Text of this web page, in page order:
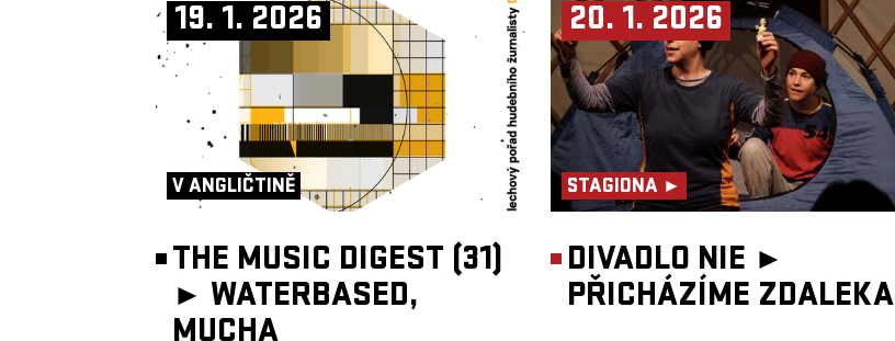
19. 1. 2026
V ANGLIČTINĚ
THE MUSIC DIGEST (31)
► WATERBASED,
20. 1. 2026
STAGIONA ►
DIVADLO NIE ►
PŘICHÁZÍME ZDALEKA